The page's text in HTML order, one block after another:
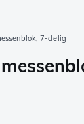
7-delig